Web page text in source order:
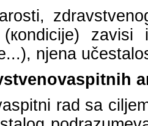
(коndiciје)
njеnа
rаd sа